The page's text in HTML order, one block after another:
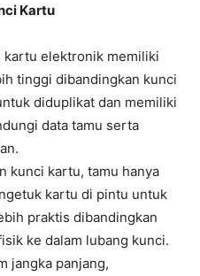
Kartu
kartu elektronik memiliki
tinggi dibandingkan kunci
diduplikat dan memiliki
data tamu serta
kunci kartu, tamu hanya
kartu di pintu untuk
praktis dibandingkan
ke dalam lubang kunci.
jangka panjang,